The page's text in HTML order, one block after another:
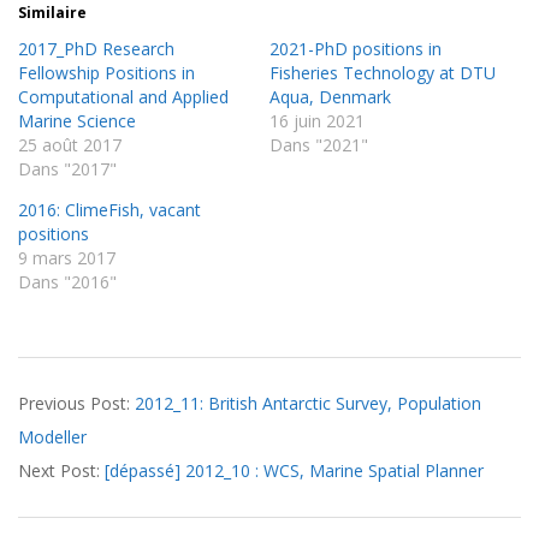
Similaire
2017_PhD Research
Fellowship Positions in
Computational and Applied
Marine Science
25 août 2017
Dans "2017"
2021-PhD positions in
Fisheries Technology at DTU
Aqua, Denmark
16 juin 2021
Dans "2021"
2016: ClimeFish, vacant
positions
9 mars 2017
Dans "2016"
10-
12
Previous Post: 2012_11: British Antarctic Survey, Population
Modeller
Next Post: [dépassé] 2012_10 : WCS, Marine Spatial Planner